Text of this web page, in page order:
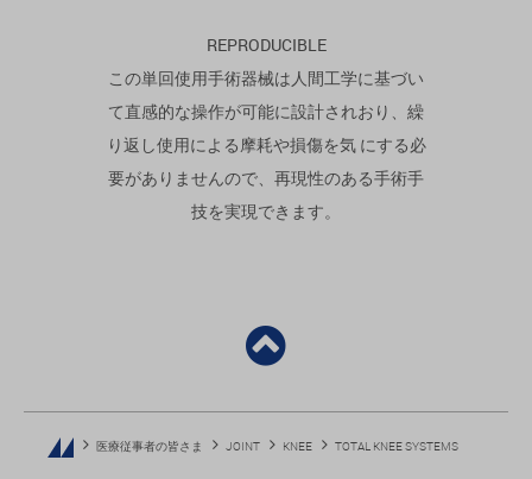
REPRODUCIBLE
この単回使用手術器械は人間工学に基づい
て直感的な操作が可能に設計されおり、繰
り返し使用による摩耗や損傷を気 にする必
要がありませんので、再現性のある手術手
技を実現できます。
医療従事者の皆さま JOINT KNEE TOTAL KNEE SYSTEMS